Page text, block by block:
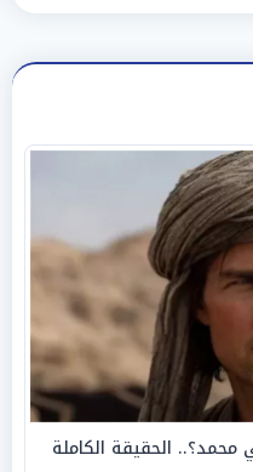
الحقيقة الكاملة